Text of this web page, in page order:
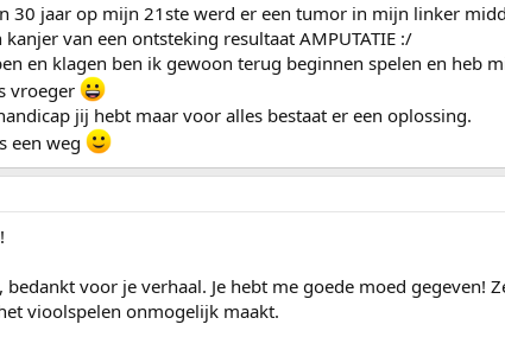
30 jaar op mijn 21ste werd er een tumor in mijn linker
van een ontsteking resultaat AMPUTATIE :/
en klagen ben ik gewoon terug beginnen spelen en heb
vroeger
jij hebt maar voor alles bestaat er een oplossing.
een weg
bedankt voor je verhaal. Je hebt me goede moed
vioolspelen onmogelijk maakt.